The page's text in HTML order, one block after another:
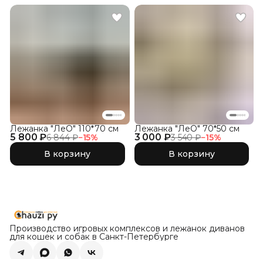
5 800 ₽6 844 ₽−15%
Лежанка "ЛеО" 110*70 см
В корзину
3 000 ₽3 540 ₽−15%
Лежанка "ЛеО" 70*50 см
В корзину
Производство игровых комплексов и лежанок диванов
для кошек и собак в Санкт-Петербурге